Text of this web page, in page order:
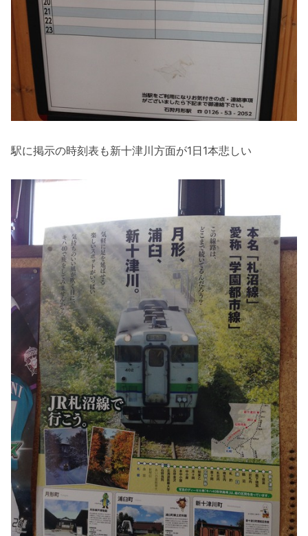
駅に掲示の時刻表も新十津川方面が1日1本悲しい